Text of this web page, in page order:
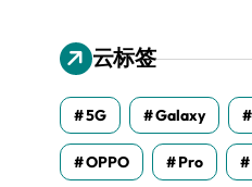
云标签
5G Galaxy
OPPO Pro